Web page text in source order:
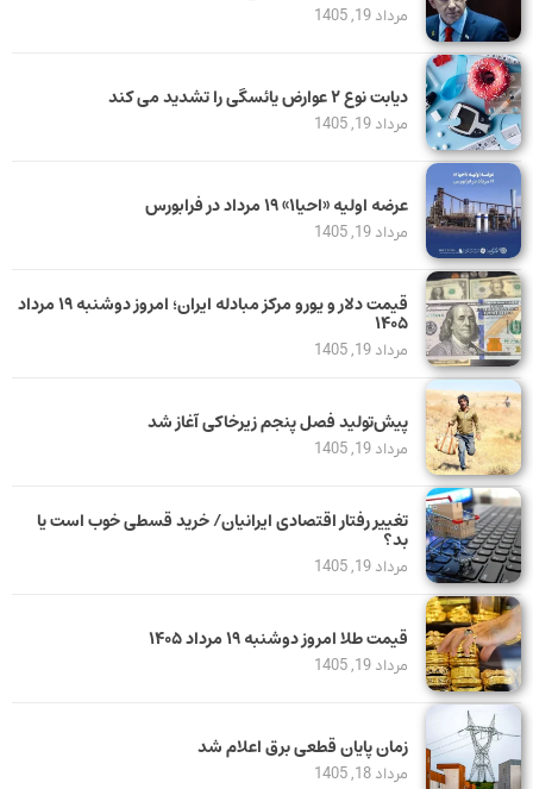
مرداد 19, 1405
دیابت نوع ۲ عوارض یائسگی را تشدید می کند
مرداد 19, 1405
عرضه اولیه «احیا۱» ۱۹ مرداد در فرابورس
مرداد 19, 1405
قیمت دلار و یورو مرکز مبادله ایران؛ امروز دوشنبه ۱۹ مرداد
۱۴۰۵
مرداد 19, 1405
پیش‌تولید فصل پنجم زیرخاکی آغاز شد
مرداد 19, 1405
تغییر رفتار اقتصادی ایرانیان/ خرید قسطی خوب است یا
بد؟
مرداد 19, 1405
قیمت طلا امروز دوشنبه ۱۹ مرداد ۱۴۰۵
مرداد 19, 1405
زمان پایان قطعی برق اعلام شد
مرداد 18, 1405